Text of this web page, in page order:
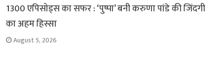
1300 एपिसोड्स का सफर : ‘पुष्पा’ बनी करुणा पांडे की जिंदगी
का अहम हिस्सा
August 5, 2026